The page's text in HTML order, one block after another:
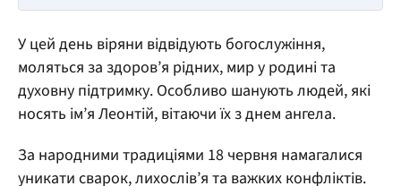
У цей день віряни відвідують богослужіння,
моляться за здоров’я рідних, мир у родині та
духовну підтримку. Особливо шанують людей, які
носять ім’я Леонтій, вітаючи їх з днем ангела.
За народними традиціями 18 червня намагалися
уникати сварок, лихослів’я та важких конфліктів.